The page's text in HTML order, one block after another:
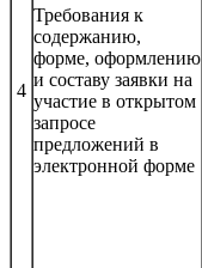
4
Требования к
содержанию,
форме, оформлению
и составу заявки на
участие в открытом
запросе
предложений в
электронной форме